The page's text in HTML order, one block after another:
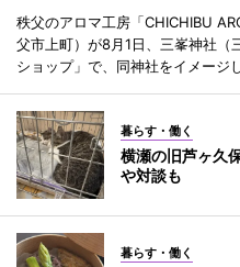
秩父のアロマ工房「CHICHIBU
父市上町）が8月1日、三峯神社（
ショップ」で、同神社をイメージ
暮らす・働く
横瀬の旧芦ヶ久
や対談も
暮らす・働く